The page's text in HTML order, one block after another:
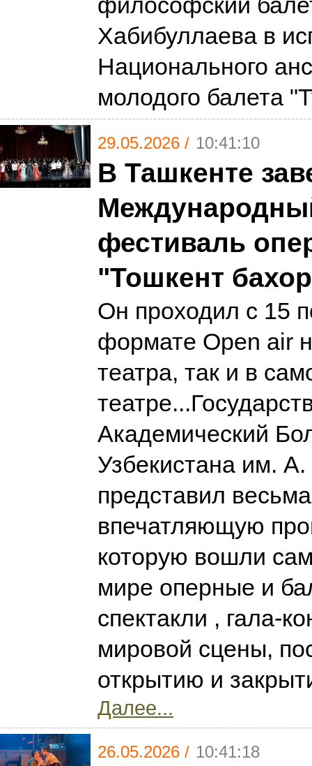
Хабибуллаева в
Национального
молодого балета
29.05.2026 / 10:41:10
В Ташкенте
фестиваль
"Тошкент
Он проходил с 15
формате Оpen air
театра, так и в
Академический
Узбекистана им.
представил весьма
впечатляющую
которую вошли
мире оперные и
спектакли , гала-
мировой сцены,
открытию и
Далее...
26.05.2026 / 10:41:18